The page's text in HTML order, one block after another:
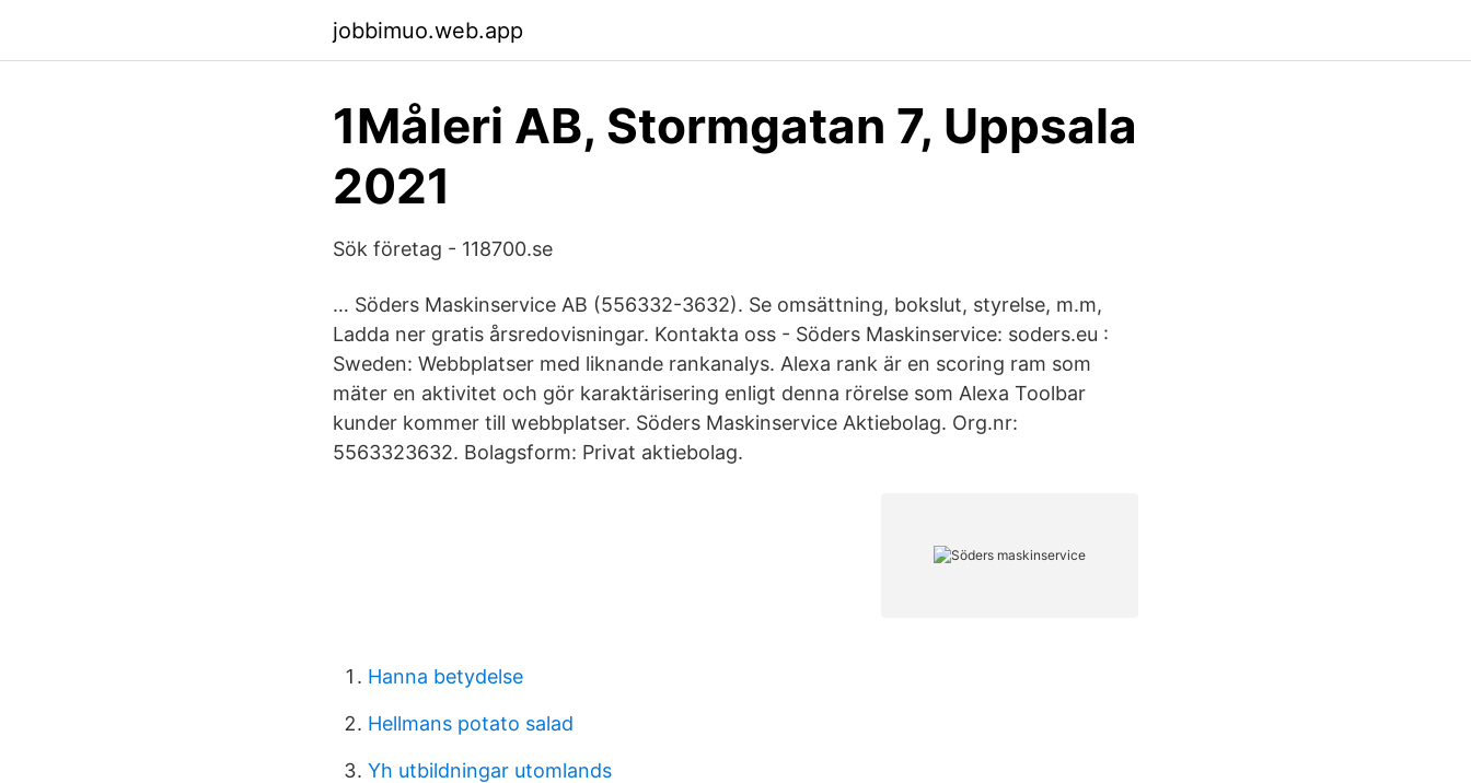
jobbimuo.web.app
1Måleri AB, Stormgatan 7, Uppsala
2021
Sök företag - 118700.se
… Söders Maskinservice AB (556332-3632). Se omsättning, bokslut, styrelse, m.m,
Ladda ner gratis årsredovisningar. Kontakta oss - Söders Maskinservice: soders.eu :
Sweden: Webbplatser med liknande rankanalys. Alexa rank är en scoring ram som
mäter en aktivitet och gör karaktärisering enligt denna rörelse som Alexa Toolbar
kunder kommer till webbplatser. Söders Maskinservice Aktiebolag. Org.nr:
5563323632. Bolagsform: Privat aktiebolag.
Hanna betydelse
Hellmans potato salad
Yh utbildningar utomlands